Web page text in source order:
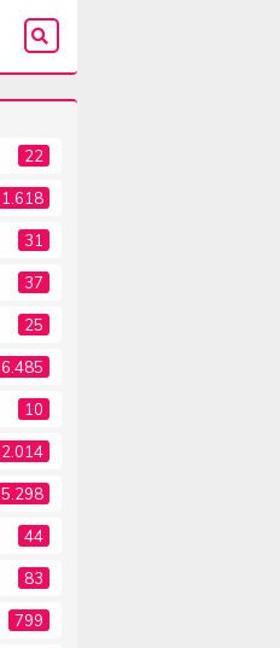
22
1.618
31
37
25
6.485
10
2.014
5.298
44
83
799